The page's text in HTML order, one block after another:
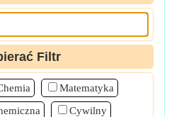
Filtr
Matematyka
Cywilny